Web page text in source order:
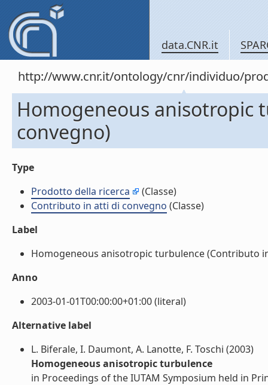
data.CNR.it
http://www.cnr.it/ontology/cnr/individuo/
Homogeneous anisotropic
convegno)
Type
Prodotto della ricerca
(Classe)
Contributo in atti di convegno (Classe)
Label
Homogeneous anisotropic turbulence (Contributo
Anno
2003-01-01T00:00:00+01:00 (literal)
Alternative label
L. Biferale, I. Daumont, A. Lanotte, F. Toschi (2003)
Homogeneous anisotropic turbulence
in Proceedings of the IUTAM Symposium held in